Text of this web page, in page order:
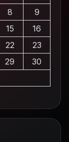
8
9
15
16
22
23
29
30